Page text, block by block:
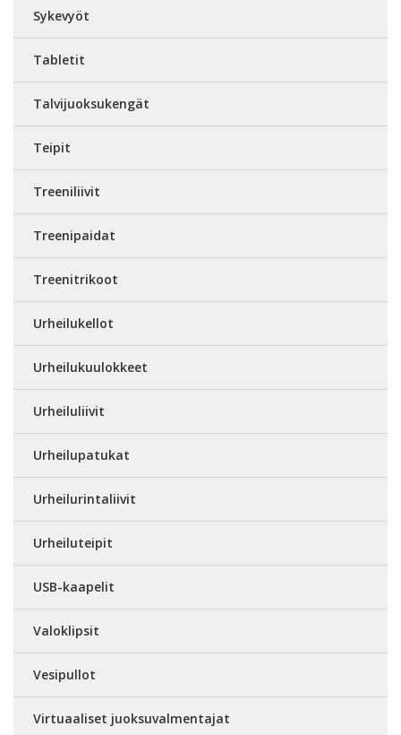
Sykevyöt
Tabletit
Talvijuoksukengät
Teipit
Treeniliivit
Treenipaidat
Treenitrikoot
Urheilukellot
Urheilukuulokkeet
Urheiluliivit
Urheilupatukat
Urheilurintaliivit
Urheiluteipit
USB-kaapelit
Valoklipsit
Vesipullot
Virtuaaliset juoksuvalmentajat